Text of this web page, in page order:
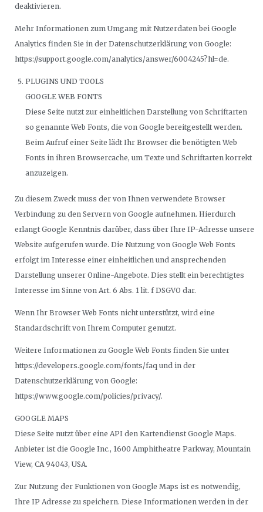
deaktivieren.
Mehr Informationen zum Umgang mit Nutzerdaten bei Google
Analytics finden Sie in der Datenschutzerklärung von Google:
https://support.google.com/analytics/answer/6004245?hl=de.
PLUGINS UND TOOLS
GOOGLE WEB FONTS
Diese Seite nutzt zur einheitlichen Darstellung von Schriftarten
so genannte Web Fonts, die von Google bereitgestellt werden.
Beim Aufruf einer Seite lädt Ihr Browser die benötigten Web
Fonts in ihren Browsercache, um Texte und Schriftarten korrekt
anzuzeigen.
Zu diesem Zweck muss der von Ihnen verwendete Browser
Verbindung zu den Servern von Google aufnehmen. Hierdurch
erlangt Google Kenntnis darüber, dass über Ihre IP-Adresse unsere
Website aufgerufen wurde. Die Nutzung von Google Web Fonts
erfolgt im Interesse einer einheitlichen und ansprechenden
Darstellung unserer Online-Angebote. Dies stellt ein berechtigtes
Interesse im Sinne von Art. 6 Abs. 1 lit. f DSGVO dar.
Wenn Ihr Browser Web Fonts nicht unterstützt, wird eine
Standardschrift von Ihrem Computer genutzt.
Weitere Informationen zu Google Web Fonts finden Sie unter
https://developers.google.com/fonts/faq und in der
Datenschutzerklärung von Google:
https://www.google.com/policies/privacy/.
GOOGLE MAPS
Diese Seite nutzt über eine API den Kartendienst Google Maps.
Anbieter ist die Google Inc., 1600 Amphitheatre Parkway, Mountain
View, CA 94043, USA.
Zur Nutzung der Funktionen von Google Maps ist es notwendig,
Ihre IP Adresse zu speichern. Diese Informationen werden in der